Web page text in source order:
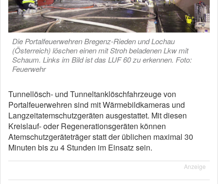
Die Portalfeuerwehren Bregenz-Rieden und Lochau
(Österreich) löschen einen mit Stroh beladenen Lkw mit
Schaum. Links im Bild ist das LUF 60 zu erkennen. Foto:
Feuerwehr
Tunnellösch- und Tunneltanklöschfahrzeuge von
Portalfeuerwehren sind mit Wärmebildkameras und
Langzeitatemschutzgeräten ausgestattet. Mit diesen
Kreislauf- oder Regenerationsgeräten können
Atemschutzgeräteträger statt der üblichen maximal 30
Minuten bis zu 4 Stunden im Einsatz sein.
Anzeige